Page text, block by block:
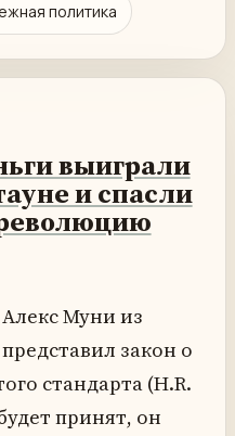
политика
выиграли
и спасли
Муни из
закон о
стандарта (H.R.
принят, он